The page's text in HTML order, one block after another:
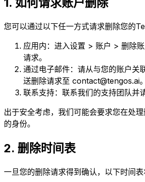
您可以通过以下任一方式请求删除您的
应用内：进入设置 > 账户 > 删除
请求。
通过电子邮件：请从与您的账户关
送删除请求至 contact@tengos.ai。
联系支持：联系我们的支持团队并
出于安全考虑，我们可能会要求您在处
的身份。
2. 删除时间表
一旦您的删除请求得到确认，以下时间表